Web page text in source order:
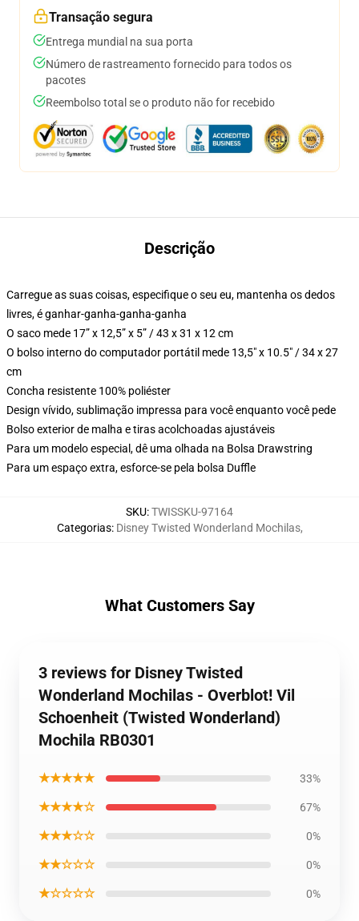
Transação segura
Entrega mundial na sua porta
Número de rastreamento fornecido para todos os
pacotes
Reembolso total se o produto não for recebido
Descrição
Carregue as suas coisas, especifique o seu eu, mantenha os dedos
livres, é ganhar-ganha-ganha-ganha
O saco mede 17” x 12,5” x 5” / 43 x 31 x 12 cm
O bolso interno do computador portátil mede 13,5" x 10.5" / 34 x 27
cm
Concha resistente 100% poliéster
Design vívido, sublimação impressa para você enquanto você pede
Bolso exterior de malha e tiras acolchoadas ajustáveis
Para um modelo especial, dê uma olhada na Bolsa Drawstring
Para um espaço extra, esforce-se pela bolsa Duffle
SKU:TWISSKU-97164
Categorias: Disney Twisted Wonderland Mochilas,
What Customers Say
3 reviews for Disney Twisted
Wonderland Mochilas - Overblot! Vil
Schoenheit (Twisted Wonderland)
Mochila RB0301
★★★★★ 33%
★★★★☆ 67%
★★★☆☆ 0%
★★☆☆☆ 0%
★☆☆☆☆ 0%